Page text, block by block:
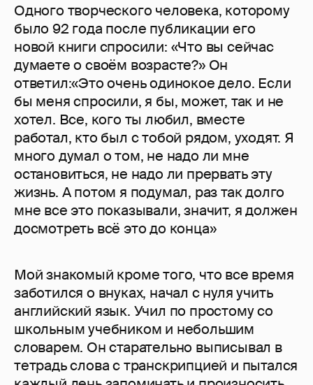
Одного творческого человека, которому
было 92 года после публикации его
новой книги спросили: «Что вы сейчас
думаете о своём возрасте?» Он
ответил:«Это очень одинокое дело. Если
бы меня спросили, я бы, может, так и не
хотел. Все, кого ты любил, вместе
работал, кто был с тобой рядом, уходят. Я
много думал о том, не надо ли мне
остановиться, не надо ли прервать эту
жизнь. А потом я подумал, раз так долго
мне все это показывали, значит, я должен
досмотреть всё это до конца»
Мой знакомый кроме того, что все время
заботился о внуках, начал с нуля учить
английский язык. Учил по простому со
школьным учебником и небольшим
словарем. Он старательно выписывал в
тетрадь слова с транскрипцией и пытался